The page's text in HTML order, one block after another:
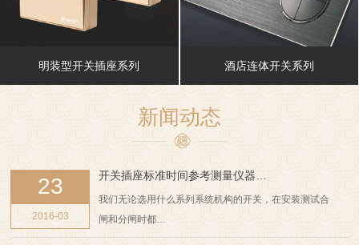
明装型开关插座系列 酒店连体开关系列
新闻动态
23
2016-03
开关插座标准时间参考测量仪器…
我们无论选用什么系列系统机构的开关，在安装测试合
闸和分闸时都…